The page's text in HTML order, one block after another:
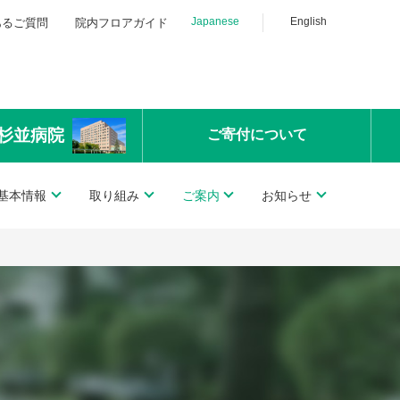
ご質問 院内フロアガイド Japanese English
並病院 ご寄付について
本情報 取り組み ご案内 お知らせ